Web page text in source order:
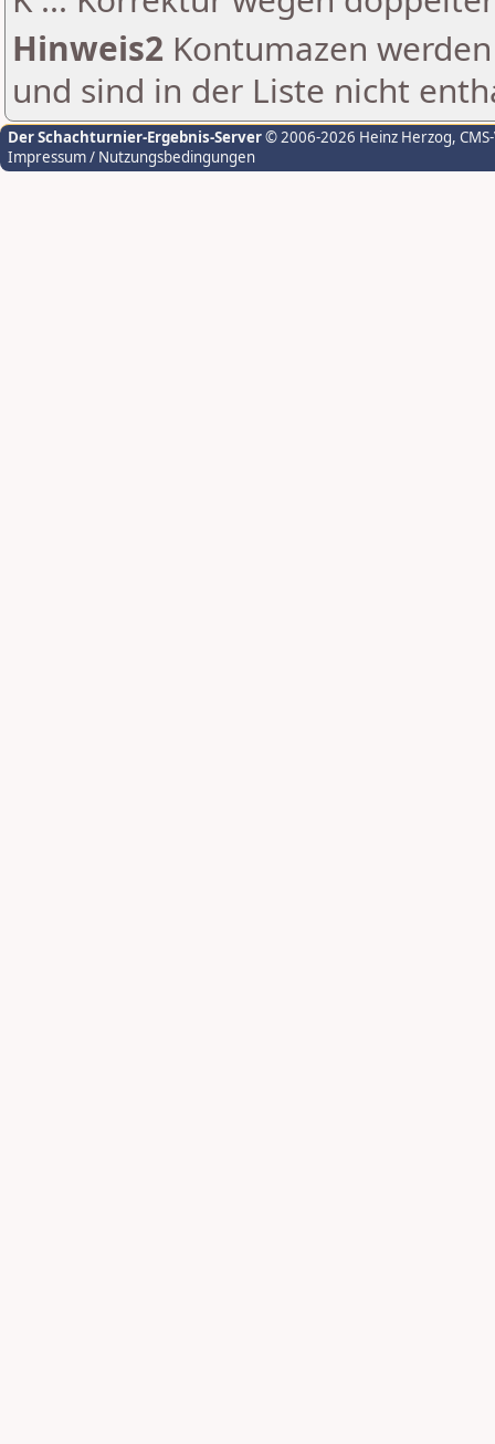
Hinweis2 Kontumazen
und sind in der Liste nicht
Der Schachturnier-Ergebnis-Server© 2006-2026 Heinz Herzog,
Impressum / Nutzungsbedingungen